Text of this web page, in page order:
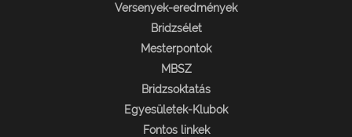
Versenyek-eredmények
Bridzsélet
Mesterpontok
MBSZ
Bridzsoktatás
Egyesületek-Klubok
Fontos linkek